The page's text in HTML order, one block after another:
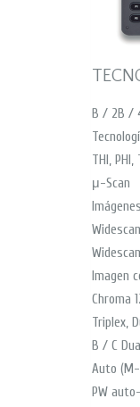
B / 2B /
THI, PHI,
μ-Scan
Imagen
Chroma
Triplex,
B / C
Auto
PW